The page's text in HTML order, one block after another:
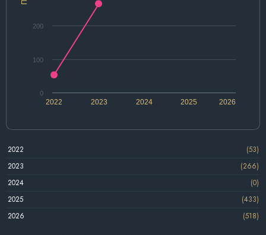
2025
2022 2023 2024 2026
0
100
200
2022
(53)
2023
(266)
2024
(0)
2025
(433)
2026
(518)